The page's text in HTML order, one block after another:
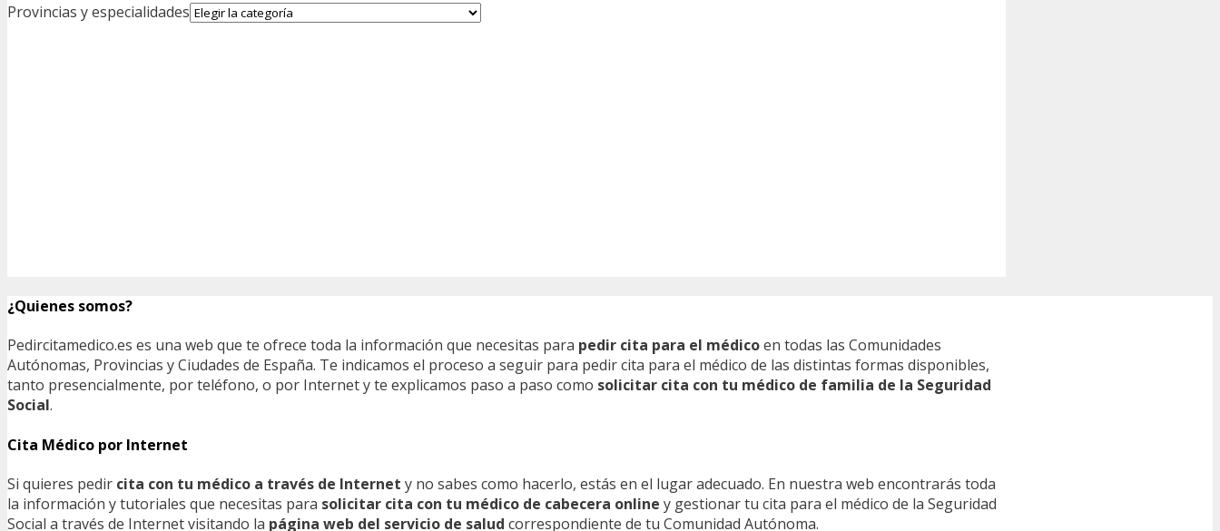
Provincias y especialidades
¿Quienes somos?
Pedircitamedico.es es una web que te ofrece toda la información que necesitas para pedir cita para el médicoen todas las Comunidades
Autónomas, Provincias y Ciudades de España. Te indicamos el proceso a seguir para pedir cita para el médico de las distintas formas disponibles,
tanto presencialmente, por teléfono, o por Internet y te explicamos paso a paso como solicitar cita con tu médico de familia de la Seguridad
Social.
Cita Médico por Internet
Si quieres pedir cita con tu médico a través de Internet y no sabes como hacerlo, estás en el lugar adecuado. En nuestra web encontrarás toda
la información y tutoriales que necesitas para solicitar cita con tu médico de cabecera online y gestionar tu cita para el médico de la Seguridad
Social a través de Internet visitando la página web del servicio de salud correspondiente de tu Comunidad Autónoma.